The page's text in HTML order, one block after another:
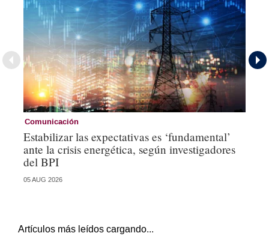
Comunicación
Estabilizar las expectativas es ‘fundamental’
ante la crisis energética, según investigadores
del BPI
05 AUG 2026
Artículos más leídos cargando...